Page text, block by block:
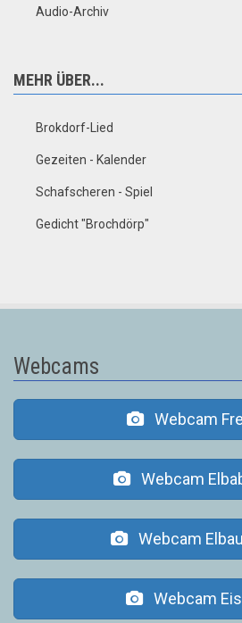
Audio-Archiv
MEHR ÜBER...
Brokdorf-Lied
Gezeiten - Kalender
Schafscheren - Spiel
Gedicht "Brochdörp"
Webcams
Webcam
Webcam
Webcam
Webcam